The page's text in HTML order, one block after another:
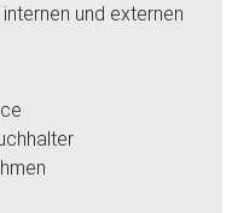
und externen